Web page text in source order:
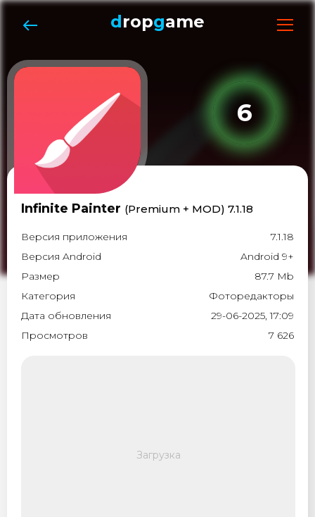
dropgame
6
​Infinite Painter (Premium + MOD) 7.1.18
Версия приложения
7.1.18
Версия Android
Android 9+
Размер
87.7 Mb
Категория
Фоторедакторы
Дата обновления
29-06-2025, 17:09
Просмотров
7 626